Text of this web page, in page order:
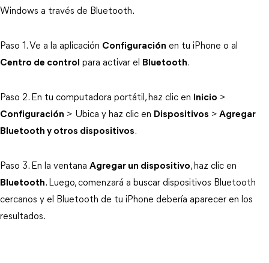
Windows a través de Bluetooth.
Paso 1. Ve a la aplicación Configuración en tu iPhone o al
Centro de control para activar el Bluetooth.
Paso 2. En tu computadora portátil, haz clic en Inicio >
Configuración > Ubica y haz clic en Dispositivos > Agregar
Bluetooth y otros dispositivos.
Paso 3. En la ventana Agregar un dispositivo, haz clic en
Bluetooth. Luego, comenzará a buscar dispositivos Bluetooth
cercanos y el Bluetooth de tu iPhone debería aparecer en los
resultados.